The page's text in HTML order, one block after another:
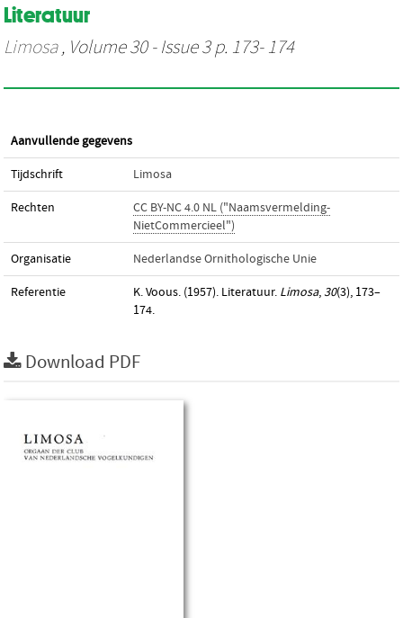
Literatuur
Limosa, Volume 30 - Issue 3 p. 173- 174
Aanvullende gegevens
Tijdschrift Limosa
Rechten
CC BY-NC 4.0 NL ("Naamsvermelding-
NietCommercieel")
Organisatie Nederlandse Ornithologische Unie
Referentie K. Voous. (1957). Literatuur. Limosa, 30(3), 173–
174.
Download PDF